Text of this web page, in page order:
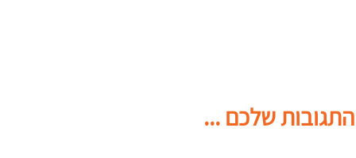
התגובות שלכם ...